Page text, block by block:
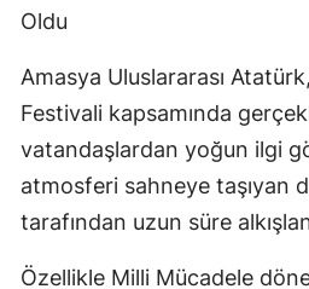
Oldu
Amasya Uluslararası
Festivali kapsamında
vatandaşlardan yoğun ilgi
atmosferi sahneye taşıyan
tarafından uzun süre
Özellikle Milli Mücadele